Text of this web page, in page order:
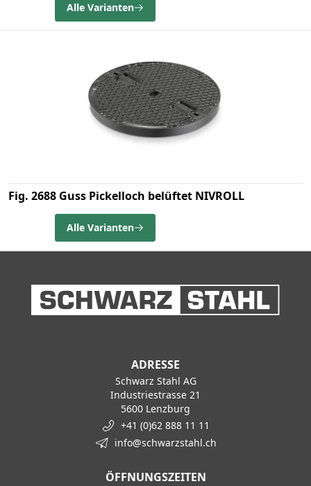
Alle Varianten
Fig. 2688 Guss Pickelloch belüftet NIVROLL
Alle Varianten
ADRESSE
Schwarz Stahl AG
Industriestrasse 21
5600 Lenzburg
+41 (0)62 888 11 11
info@schwarzstahl.ch
ÖFFNUNGSZEITEN